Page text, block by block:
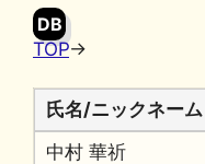
DB
TOP→
氏名/ニックネーム
中村 華祈